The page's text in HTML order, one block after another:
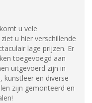
u vele
u hier verschillende
lage prijzen. Er
toegevoegd aan
uitgevoerd zijn in
kunstleer en diverse
zijn gemonteerd en